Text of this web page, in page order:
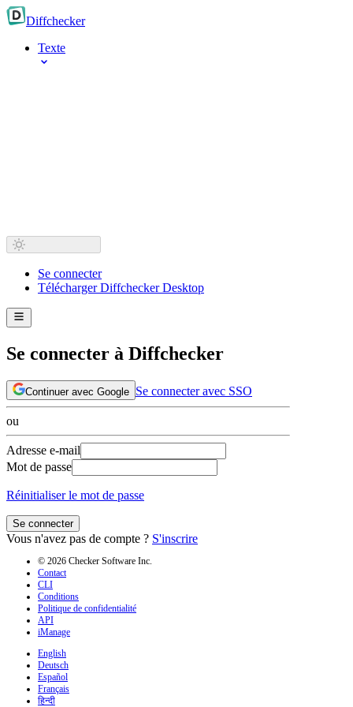
Diffchecker
Texte
Se connecter
Télécharger Diffchecker Desktop
Se connecter à Diffchecker
Continuer avec Google Se connecter avec SSO
ou
Adresse e-mail
Mot de passe
Réinitialiser le mot de passe
Se connecter
Vous n'avez pas de compte ? S'inscrire
© 2026 Checker Software Inc.
Contact
CLI
Conditions
Politique de confidentialité
API
iManage
English
Deutsch
Español
Français
हिन्दी